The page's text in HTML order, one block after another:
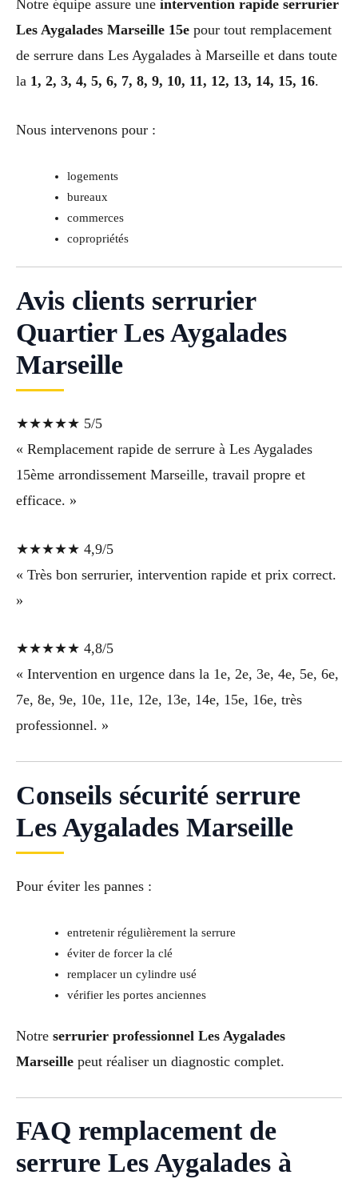
Notre équipe assure une intervention rapide serrurier
Les Aygalades Marseille 15e pour tout remplacement
de serrure dans Les Aygalades à Marseille et dans toute
la 1, 2, 3, 4, 5, 6, 7, 8, 9, 10, 11, 12, 13, 14, 15, 16.
Nous intervenons pour :
logements
bureaux
commerces
copropriétés
Avis clients serrurier
Quartier Les Aygalades
Marseille
★★★★★ 5/5
« Remplacement rapide de serrure à Les Aygalades
15ème arrondissement Marseille, travail propre et
efficace. »
★★★★★ 4,9/5
« Très bon serrurier, intervention rapide et prix correct.
»
★★★★★ 4,8/5
« Intervention en urgence dans la 1e, 2e, 3e, 4e, 5e, 6e,
7e, 8e, 9e, 10e, 11e, 12e, 13e, 14e, 15e, 16e, très
professionnel. »
Conseils sécurité serrure
Les Aygalades Marseille
Pour éviter les pannes :
entretenir régulièrement la serrure
éviter de forcer la clé
remplacer un cylindre usé
vérifier les portes anciennes
Notre serrurier professionnel Les Aygalades
Marseille peut réaliser un diagnostic complet.
FAQ remplacement de
serrure Les Aygalades à